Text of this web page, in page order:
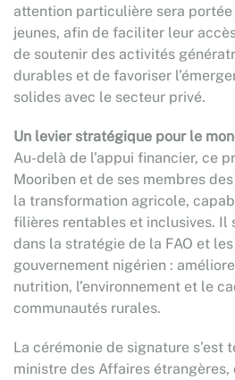
attention particulière sera
jeunes, afin de faciliter leur
de soutenir des activités
durables et de favoriser
solides avec le secteur privé.
Un levier stratégique pour le
Au-delà de l’appui financier, ce
Mooriben et de ses membres
la transformation agricole,
filières rentables et inclusives. Il
dans la stratégie de la FAO et
gouvernement nigérien :
nutrition, l’environnement et le
communautés rurales.
La cérémonie de signature s’est
ministre des Affaires étrangères,